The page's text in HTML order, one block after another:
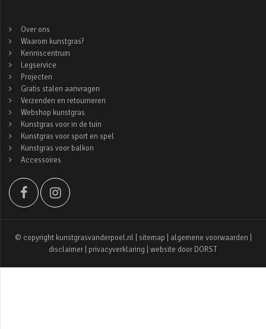
Over ons
Waarom kunstgras?
Kenniscentrum
Legservice
Projecten
Gratis stalen aanvragen
Verzenden en retourneren
Webshop kunstgras
Kunstgras voor in de tuin
Kunstgras voor sport en spel
Kunstgras voor balkon
Accessoires
© copyright kunstgrasvanderpoel.nl | sitemap algemene voorwaarden
disclaimer
privacyverklaring | website door DORST